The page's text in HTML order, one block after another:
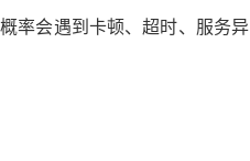
率会遇到卡顿、超时、服务异